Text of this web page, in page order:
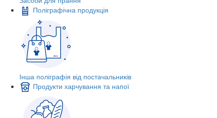
Поліграфічна продукція
Інша поліграфія від постачальників
Продукти харчування та напої